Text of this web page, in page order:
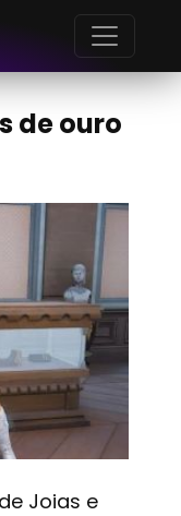
de ouro
Joias e